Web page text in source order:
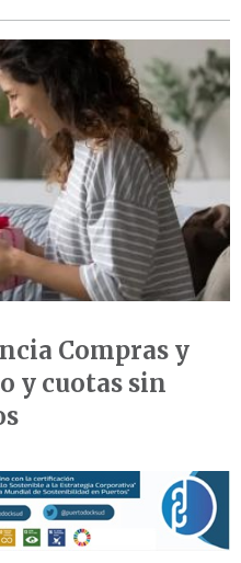
Compras y
y cuotas sin